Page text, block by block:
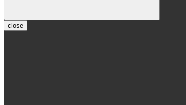
close